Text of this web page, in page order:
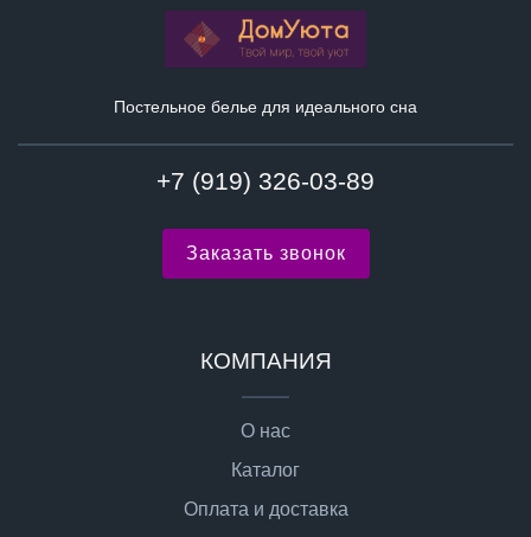
Постельное белье для идеального сна
+7 (919) 326-03-89
Заказать звонок
КОМПАНИЯ
О нас
Каталог
Оплата и доставка